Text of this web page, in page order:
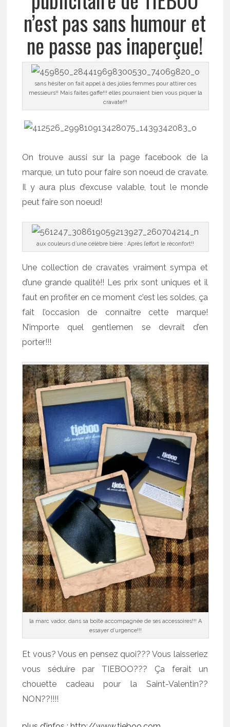
n’est pas sans humour et
ne passe pas inaperçue!
sans hésiter on fait appel à des jolies femmes pour attirer ces
messieurs!! Mais faites gaffe!!! elles pourraient bien vous piquer la
cravate!!!
On trouve aussi sur la page facebook de la
marque, un tuto pour faire son noeud de cravate.
Il y aura plus d’excuse valable, tout le monde
peut faire son noeud!
aux couleurs d’une célèbre bière : Après l’effort le réconfort!!
Une collection de cravates vraiment sympa et
d’une grande qualité!! Les prix sont uniques et il
faut en profiter en ce moment c’est les soldes, ça
fait l’occasion de connaître cette marque!
N’importe quel gentlemen se devrait d’en
porter!!!
la marc vador, dans sa boîte accompagnée de ses accessoires!!! A
essayer d’urgence!!!
Et vous? Vous en pensez quoi??? Vous laisseriez
vous séduire par TIEBOO??? Ça ferait un
chouette cadeau pour la Saint-Valentin??
NON??!!!!